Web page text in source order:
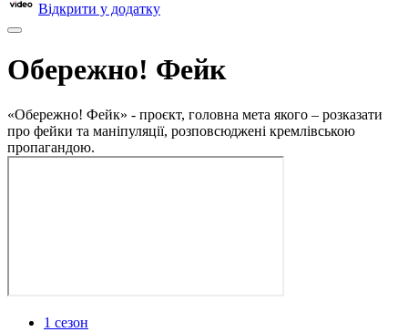
Відкрити у додатку
Обережно! Фейк
«Обережно! Фейк» - проєкт, головна мета якого – розказати
про фейки та маніпуляції, розповсюджені кремлівською
пропагандою.
1 сезон